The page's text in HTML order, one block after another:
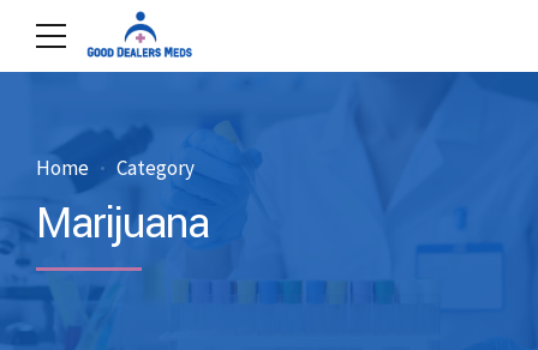
Home Category
Marijuana